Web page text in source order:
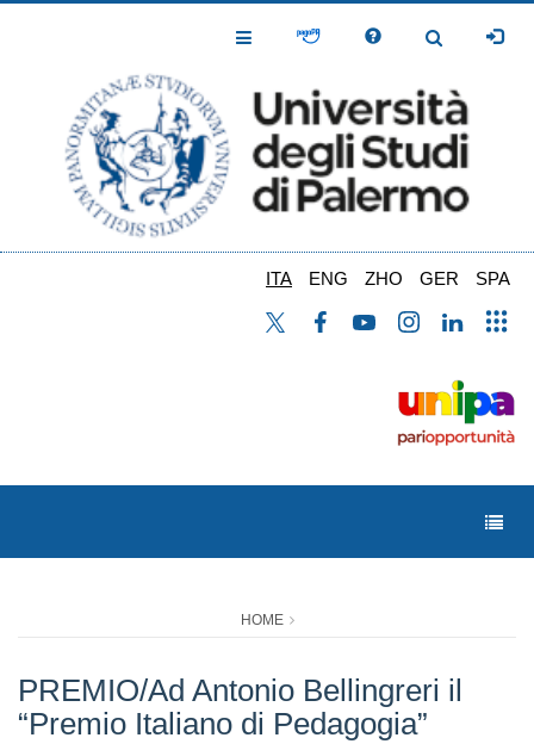
Toggle
Toggle
ITA ENG ZHO GER SPA
HOME
PREMIO/Ad Antonio Bellingreri il
“Premio Italiano di Pedagogia”